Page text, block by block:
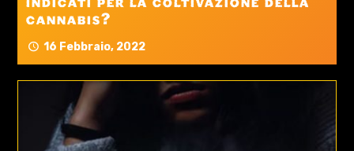
16 Febbraio, 2022
indicati per la coltivazione della
cannabis?